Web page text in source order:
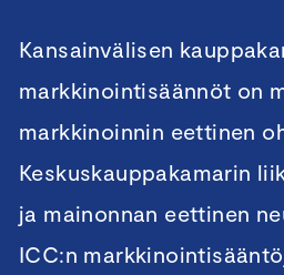
Kansainvälisen
markkinointisäännöt on
markkinoinnin eettinen
Keskuskauppakamarin
ja mainonnan eettinen
ICC:n